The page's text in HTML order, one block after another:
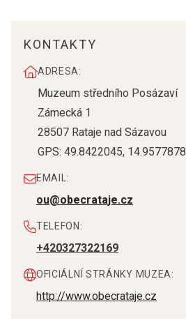
KONTAKTY
ADRESA:
Muzeum středního Posázaví
Zámecká 1
28507 Rataje nad Sázavou
GPS: 49.8422045, 14.9577878
EMAIL:
ou@obecrataje.cz
TELEFON:
+420327322169
OFICIÁLNÍ STRÁNKY MUZEA:
http://www.obecrataje.cz